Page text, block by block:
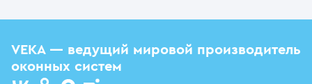
VEKA — ведущий мировой производитель
оконных систем